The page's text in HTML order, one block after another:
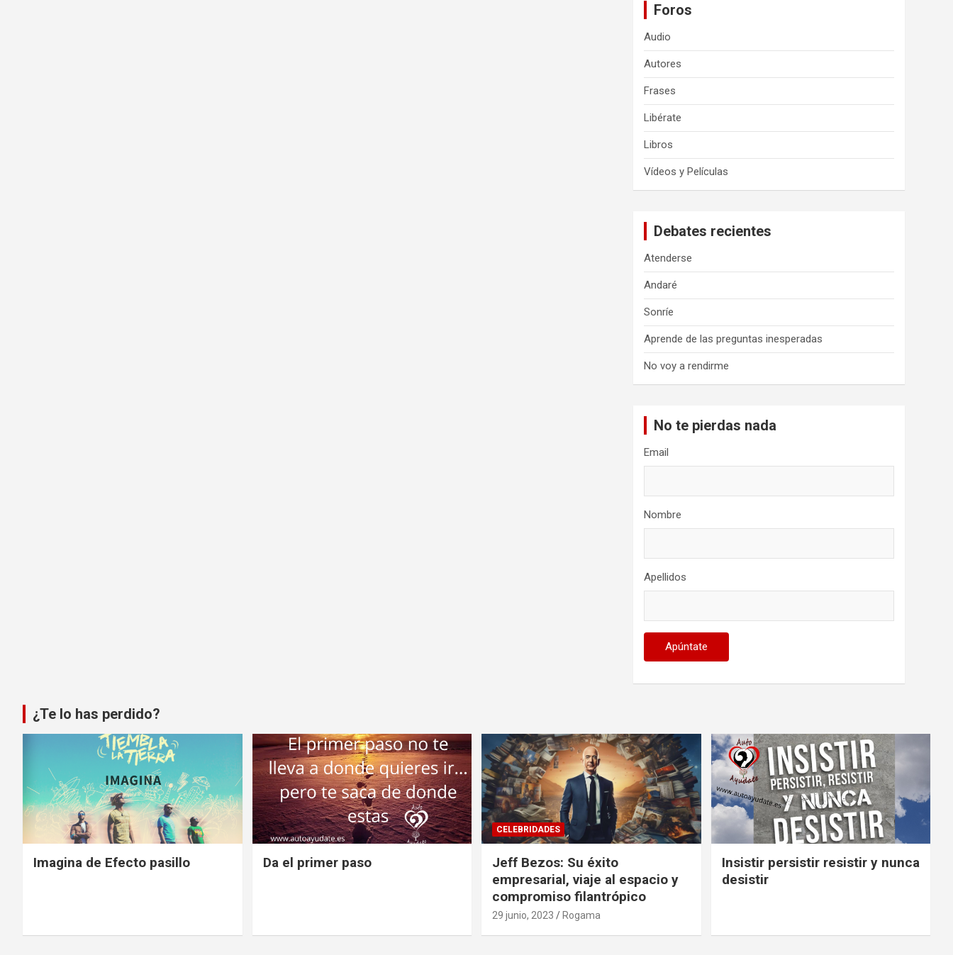
Foros
Audio
Autores
Frases
Libérate
Libros
Vídeos y Películas
Debates recientes
Atenderse
Andaré
Sonríe
Aprende de las preguntas inesperadas
No voy a rendirme
No te pierdas nada
Email
Nombre
Apellidos
¿Te lo has perdido?
Imagina de Efecto pasillo Da el primer paso
CELEBRIDADES
Jeff Bezos: Su éxito
empresarial, viaje al espacio y
compromiso filantrópico
29 junio, 2023 Rogama
Insistir persistir resistir y nunca
desistir